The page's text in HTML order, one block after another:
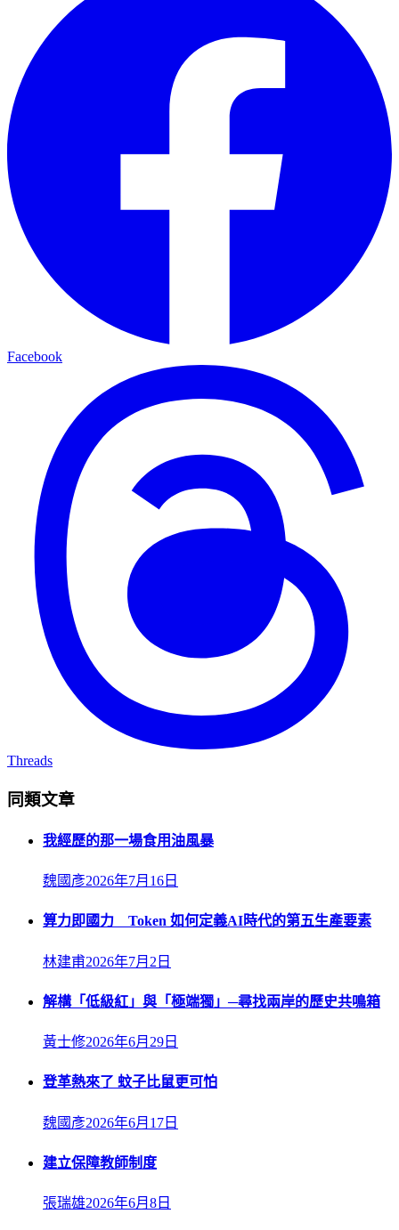
Facebook
Threads
同類文章
我經歷的那一場食用油風暴
魏國彥2026年7月16日
算力即國力 Token 如何定義AI時代的第五生產要素
林建甫2026年7月2日
解構「低級紅」與「極端獨」─尋找兩岸的歷史共鳴箱
黃士修2026年6月29日
登革熱來了 蚊子比鼠更可怕
魏國彥2026年6月17日
建立保障教師制度
張瑞雄2026年6月8日